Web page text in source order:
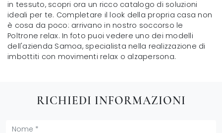
in tessuto, scopri ora un ricco catalogo di soluzioni
ideali per te. Completare il look della propria casa non
è cosa da poco: arrivano in nostro soccorso le
Poltrone relax. In foto puoi vedere uno dei modelli
dell'azienda Samoa, specialista nella realizzazione di
imbottiti con movimenti relax o alzapersona.
RICHIEDI INFORMAZIONI